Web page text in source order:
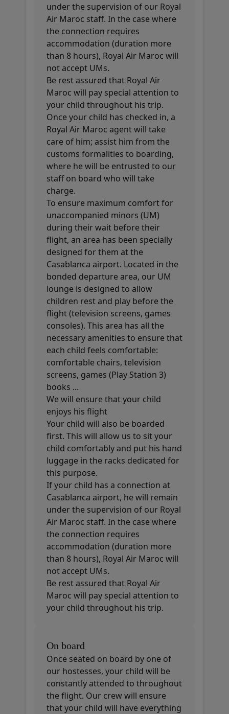
under the supervision of our Royal
Air Maroc staff. In the case where
the connection requires
accommodation (duration more
than 8 hours), Royal Air Maroc will
not accept UMs.
Be rest assured that Royal Air
Maroc will pay special attention to
your child throughout his trip.
Once your child has checked in, a
Royal Air Maroc agent will take
care of him; assist him from the
customs formalities to boarding,
where he will be entrusted to our
staff on board who will take
charge.
To ensure maximum comfort for
unaccompanied minors (UM)
during their wait before their
flight, an area has been specially
designed for them at the
Casablanca airport. Located in the
bonded departure area, our UM
lounge is designed to allow
children rest and play before the
flight (television screens, games
consoles). This area has all the
necessary amenities to ensure that
each child feels comfortable:
comfortable chairs, television
screens, games (Play Station 3)
books ...
We will ensure that your child
enjoys his flight
Your child will also be boarded
first. This will allow us to sit your
child comfortably and put his hand
luggage in the racks dedicated for
this purpose.
If your child has a connection at
Casablanca airport, he will remain
under the supervision of our Royal
Air Maroc staff. In the case where
the connection requires
accommodation (duration more
than 8 hours), Royal Air Maroc will
not accept UMs.
Be rest assured that Royal Air
Maroc will pay special attention to
your child throughout his trip.
On board
Once seated on board by one of
our hostesses, your child will be
constantly attended to throughout
the flight. Our crew will ensure
that your child will have everything